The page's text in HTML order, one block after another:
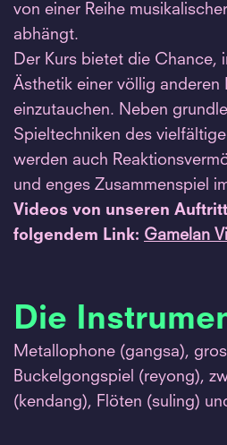
von einer Reihe
abhängt.
Der Kurs bietet die Chance,
Ästhetik einer völlig anderen
einzutauchen. Neben
Spieltechniken des
werden auch
und enges Zusammenspiel
Videos von unseren
folgendem Link: Gamelan
Die
Metallophone (gangsa),
Buckelgongspiel (reyong),
(kendang), Flöten (suling)